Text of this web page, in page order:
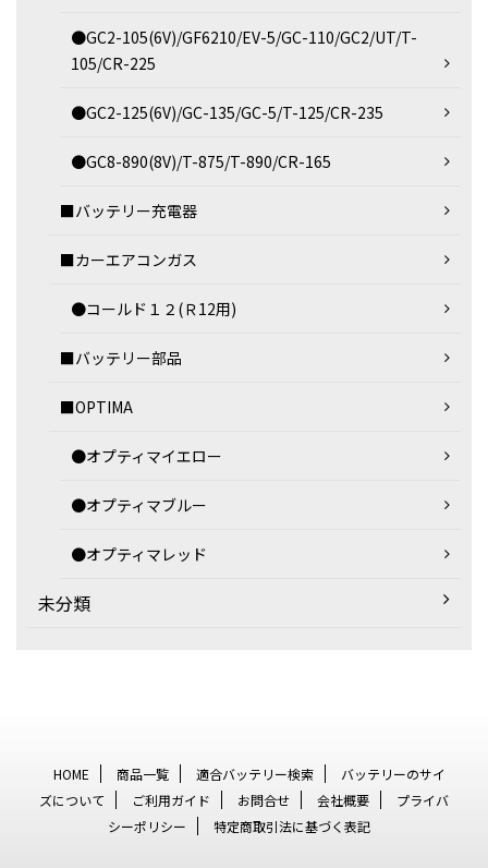
●GC2-105(6V)/GF6210/EV-5/GC-110/GC2/UT/T-
105/CR-225
●GC2-125(6V)/GC-135/GC-5/T-125/CR-235
●GC8-890(8V)/T-875/T-890/CR-165
■バッテリー充電器
■カーエアコンガス
●コールド１２(Ｒ12用)
■バッテリー部品
■OPTIMA
●オプティマイエロー
●オプティマブルー
●オプティマレッド
未分類
HOME 商品一覧 適合バッテリー検索
バッテリーのサイ
ズについて
ご利用ガイド お問合せ 会社概要
プライバ
シーポリシー
特定商取引法に基づく表記